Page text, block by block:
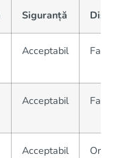
Siguranță
Acceptabil
Acceptabil
Acceptabil Online